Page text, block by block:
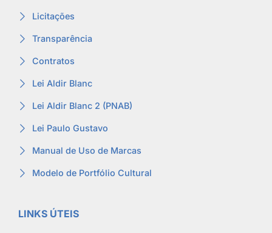
Licitações
Transparência
Contratos
Lei Aldir Blanc
Lei Aldir Blanc 2 (PNAB)
Lei Paulo Gustavo
Manual de Uso de Marcas
Modelo de Portfólio Cultural
LINKS ÚTEIS